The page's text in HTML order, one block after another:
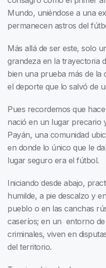
Mundo, uniéndose a una
permanecen astros del
Más allá de ser este, solo
grandeza en la trayectoria
bien una prueba más de la
el deporte que lo salvó de
Pues recordemos que
nació en un lugar precario
Payán, una comunidad
en donde lo único que le
lugar seguro era el fútbol.
Iniciando desde abajo,
humilde, a pie descalzo y
pueblo o en las canchas
caseríos; en un entorno
criminales, viven en
del territorio.